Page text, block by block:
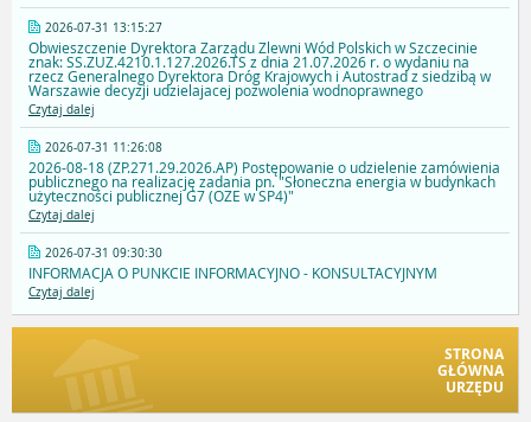
2026-07-31 13:15:27
Obwieszczenie Dyrektora Zarządu Zlewni Wód Polskich w Szczecinie
znak: SS.ZUZ.4210.1.127.2026.TS z dnia 21.07.2026 r. o wydaniu na
rzecz Generalnego Dyrektora Dróg Krajowych i Autostrad z siedzibą w
Warszawie decyzji udzielajacej pozwolenia wodnoprawnego
Czytaj dalej
2026-07-31 11:26:08
2026-08-18 (ZP.271.29.2026.AP) Postępowanie o udzielenie zamówienia
publicznego na realizację zadania pn. "Słoneczna energia w budynkach
użyteczności publicznej G7 (OZE w SP4)"
Czytaj dalej
2026-07-31 09:30:30
INFORMACJA O PUNKCIE INFORMACYJNO - KONSULTACYJNYM
Czytaj dalej
STRONA
GŁÓWNA
URZĘDU